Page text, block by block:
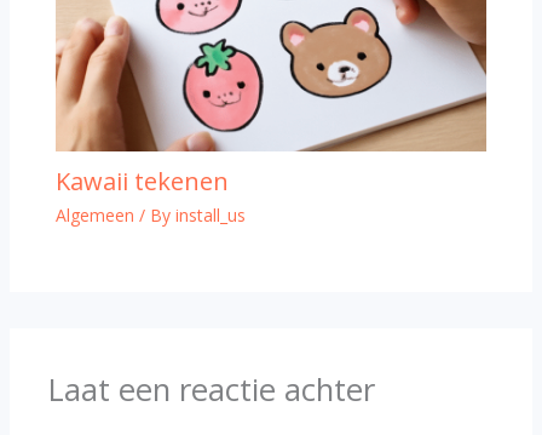
Kawaii tekenen
Algemeen / By install_us
Laat een reactie achter